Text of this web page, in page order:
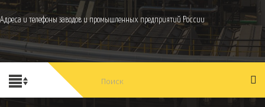
Адреса и телефоны заводов и промышленных предприятий России